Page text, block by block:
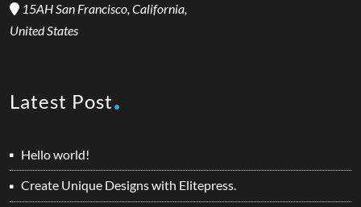
15AH San Francisco, California,
United States
Latest Post
Hello world!
Create Unique Designs with Elitepress.